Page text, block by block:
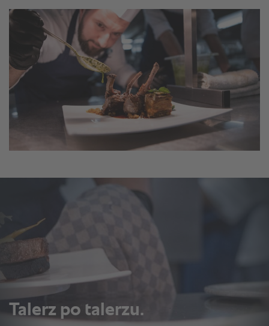
Talerz po talerzu.